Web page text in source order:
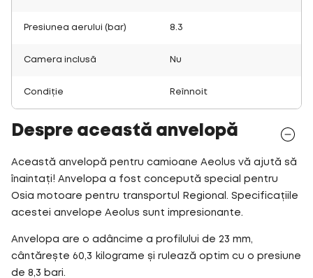
Presiunea aerului (bar) 8.3
Camera inclusă Nu
Condiție Reînnoit
Despre această anvelopă
Această anvelopă pentru camioane Aeolus vă ajută să
înaintați! Anvelopa a fost concepută special pentru
Osia motoare pentru transportul Regional. Specificațiile
acestei anvelope Aeolus sunt impresionante.
Anvelopa are o adâncime a profilului de 23 mm,
cântărește 60,3 kilograme și rulează optim cu o presiune
de 8,3 bari.